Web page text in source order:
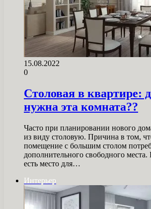
15.08.2022
0
Столовая в квартире:
нужна эта комната??
Часто при планировании нового
из виду столовую. Причина в том,
помещение с большим столом
дополнительного свободного
есть место для…
Интерьер